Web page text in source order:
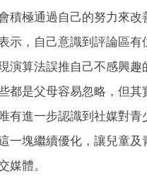
積極通過自己的努力來改
示，自己意識到評論區有
演算法誤推自己不感興趣
都是父母容易忽略，但其
有進一步認識到社媒對青
一塊繼續優化，讓兒童及
媒體。